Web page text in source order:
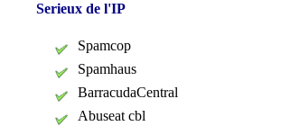
Serieux de l'IP
Spamcop
Spamhaus
BarracudaCentral
Abuseat cbl